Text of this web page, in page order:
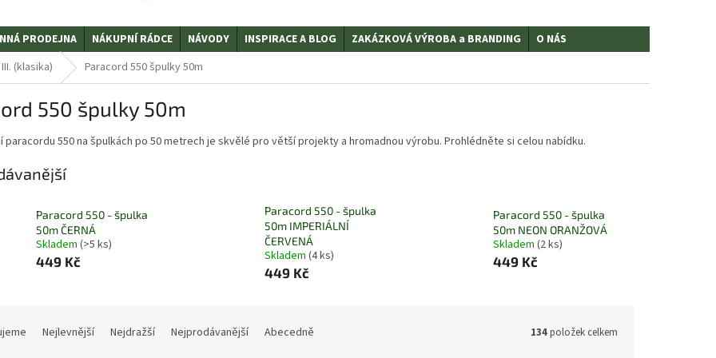
PRODEJNA NÁKUPNÍ RÁDCE NÁVODY INSPIRACE A BLOG ZAKÁZKOVÁ VÝROBA a BRANDING
O NÁS
(klasika) Paracord 550 špulky 50m
550 špulky 50m
paracordu 550 na špulkách po 50 metrech je skvělé pro větší projekty a hromadnou výrobu. Prohlédněte si celou nabídku.
Paracord 550 - špulka
50m ČERNÁ
Skladem (>5 ks)
449 Kč
Paracord 550 - špulka
50m IMPERIÁLNÍ
ČERVENÁ
Skladem (4 ks)
449 Kč
Paracord 550 - špulka
50m NEON ORANŽOVÁ
Skladem (2 ks)
449 Kč
Nejlevnější Nejdražší Nejprodávanější Abecedně 134položek celkem